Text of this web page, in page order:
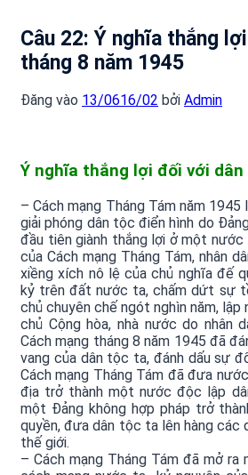
Câu 22: Ý nghĩa thắng
tháng 8 năm 1945
Đăng vào 13/0616/02 bởi Admin
Ý nghĩa thắng lợi đối với
– Cách mạng Tháng Tám năm
giải phóng dân tộc điển hình do
đầu tiên giành thắng lợi ở một
của Cách mạng Tháng Tám, nhân
xiềng xích nô lệ của chủ nghĩa đế
kỷ trên đất nước ta, chấm dứt sự
chủ chuyên chế ngót nghìn năm, lập
chủ Cộng hòa, nhà nước do nhân
Cách mạng tháng 8 năm 1945 đã
vang của dân tộc ta, đánh dấu sự
Cách mạng Tháng Tám đã đưa
địa trở thành một nước độc lập
một Đảng không hợp pháp trở
quyền, đưa dân tộc ta lên hàng các
thế giới.
– Cách mạng Tháng Tám đã mở ra